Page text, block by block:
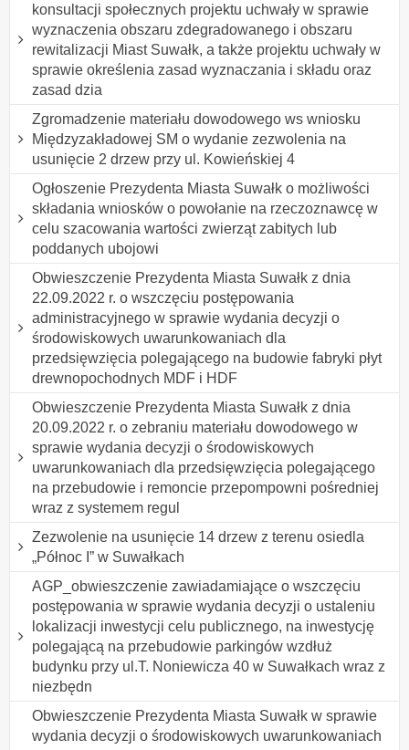
konsultacji społecznych projektu uchwały w sprawie
wyznaczenia obszaru zdegradowanego i obszaru
rewitalizacji Miast Suwałk, a także projektu uchwały w
sprawie określenia zasad wyznaczania i składu oraz
zasad dzia
Zgromadzenie materiału dowodowego ws wniosku
Międzyzakładowej SM o wydanie zezwolenia na
usunięcie 2 drzew przy ul. Kowieńskiej 4
Ogłoszenie Prezydenta Miasta Suwałk o możliwości
składania wniosków o powołanie na rzeczoznawcę w
celu szacowania wartości zwierząt zabitych lub
poddanych ubojowi
Obwieszczenie Prezydenta Miasta Suwałk z dnia
22.09.2022 r. o wszczęciu postępowania
administracyjnego w sprawie wydania decyzji o
środowiskowych uwarunkowaniach dla
przedsięwzięcia polegającego na budowie fabryki płyt
drewnopochodnych MDF i HDF
Obwieszczenie Prezydenta Miasta Suwałk z dnia
20.09.2022 r. o zebraniu materiału dowodowego w
sprawie wydania decyzji o środowiskowych
uwarunkowaniach dla przedsięwzięcia polegającego
na przebudowie i remoncie przepompowni pośredniej
wraz z systemem regul
Zezwolenie na usunięcie 14 drzew z terenu osiedla
„Północ I” w Suwałkach
AGP_obwieszczenie zawiadamiające o wszczęciu
postępowania w sprawie wydania decyzji o ustaleniu
lokalizacji inwestycji celu publicznego, na inwestycję
polegającą na przebudowie parkingów wzdłuż
budynku przy ul.T. Noniewicza 40 w Suwałkach wraz z
niezbędn
Obwieszczenie Prezydenta Miasta Suwałk w sprawie
wydania decyzji o środowiskowych uwarunkowaniach